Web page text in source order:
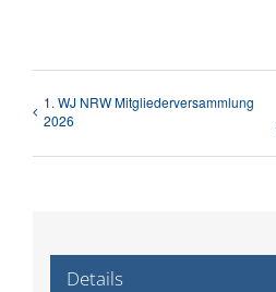
1. WJ NRW Mitgliederversammlung
2026
Details